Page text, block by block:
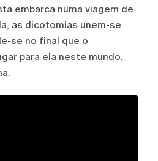
embarca numa viagem de
as dicotomias unem-se
se no final que o
para ela neste mundo.